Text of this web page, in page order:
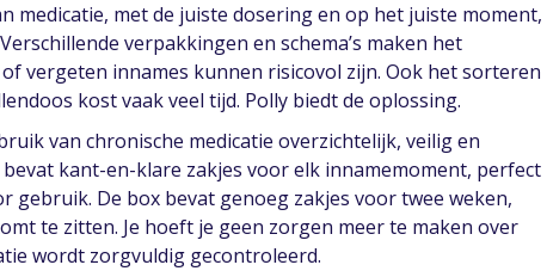
medicatie, met de juiste dosering en op het juiste moment,
verpakkingen en schema’s maken het
vergeten innames kunnen risicovol zijn. Ook het sorteren
kost vaak veel tijd. Polly biedt de oplossing.
van chronische medicatie overzichtelijk, veilig en
kant-en-klare zakjes voor elk innamemoment, perfect
gebruik. De box bevat genoeg zakjes voor twee weken,
te zitten. Je hoeft je geen zorgen meer te maken over
wordt zorgvuldig gecontroleerd.